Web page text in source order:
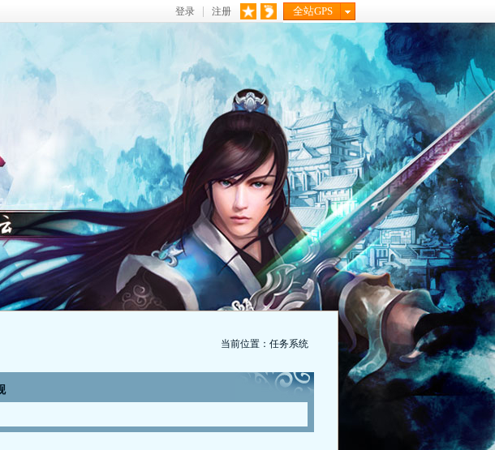
注册
登录 全站GPS
当前位置：任务系统